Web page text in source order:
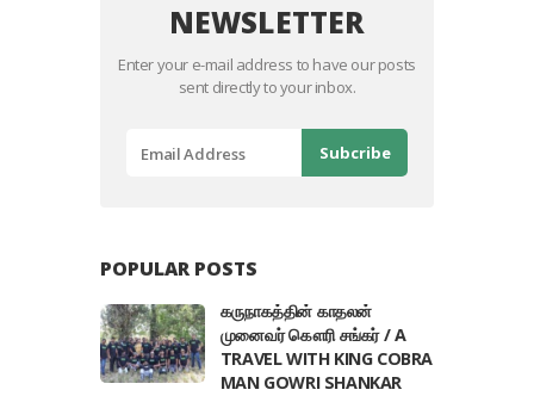
NEWSLETTER
Enter your e-mail address to have our posts
sent directly to your inbox.
POPULAR POSTS
கருநாகத்தின் காதலன்
முனைவர் கௌரி சங்கர் / A
TRAVEL WITH KING COBRA
MAN GOWRI SHANKAR